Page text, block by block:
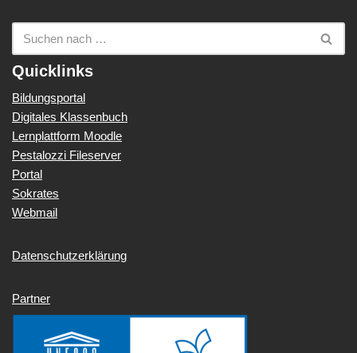
Quicklinks
Bildungsportal
Digitales Klassenbuch
Lernplattform Moodle
Pestalozzi Fileserver
Portal
Sokrates
Webmail
Datenschutzerklärung
Partner